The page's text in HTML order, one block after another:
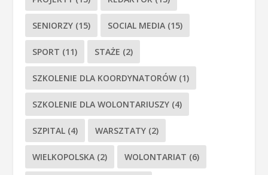
SENIORZY (15) SOCIAL MEDIA (15)
SPORT (11) STAŻE (2)
SZKOLENIE DLA KOORDYNATORÓW (1)
SZKOLENIE DLA WOLONTARIUSZY (4)
SZPITAL (4) WARSZTATY (2)
WIELKOPOLSKA (2) WOLONTARIAT (6)